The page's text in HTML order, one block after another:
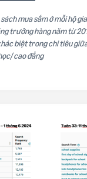
mua sắm ở mỗi hộ
trưởng hàng năm từ
biệt trong chi tiêu
cao đẳng